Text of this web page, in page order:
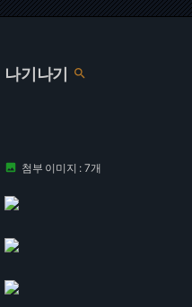
나기나기 
 첨부 이미지 : 7개